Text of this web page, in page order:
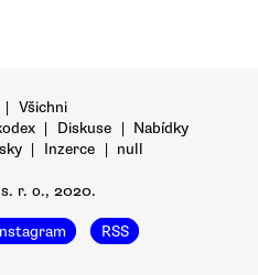
| Všichni
| Diskuse | Nabídky
| Inzerce | null
r. o., 2020.
RSS